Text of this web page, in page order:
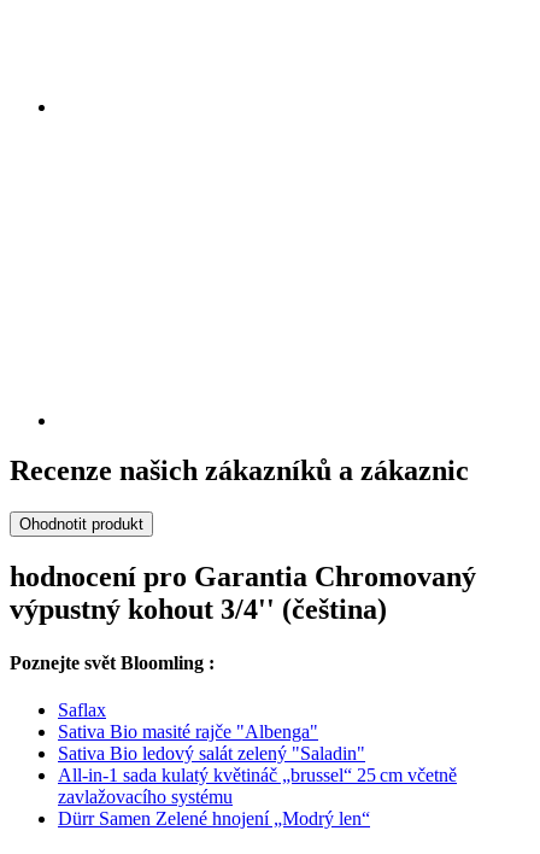
Recenze našich zákazníků a zákaznic
Ohodnotit produkt
hodnocení pro Garantia Chromovaný
výpustný kohout 3/4'' (čeština)
Poznejte svět Bloomling :
Saflax
Sativa Bio masité rajče "Albenga"
Sativa Bio ledový salát zelený "Saladin"
All‑in‑1 sada kulatý květináč „brussel“ 25 cm včetně
zavlažovacího systému
Dürr Samen Zelené hnojení „Modrý len“